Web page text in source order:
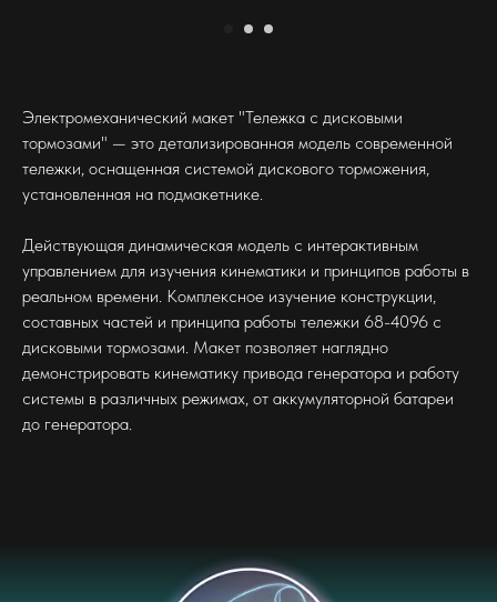
Электромеханический макет "Тележка с дисковыми
тормозами" — это детализированная модель современной
тележки, оснащенная системой дискового торможения,
установленная на подмакетнике.
Действующая динамическая модель с интерактивным
управлением для изучения кинематики и принципов работы в
реальном времени. Комплексное изучение конструкции,
составных частей и принципа работы тележки 68-4096 с
дисковыми тормозами. Макет позволяет наглядно
демонстрировать кинематику привода генератора и работу
системы в различных режимах, от аккумуляторной батареи
до генератора.